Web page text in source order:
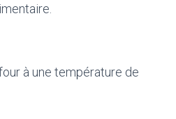
à une température de